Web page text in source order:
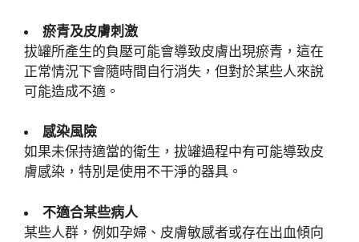
瘀青及皮膚刺激
拔罐所產生的負壓可能會導致皮膚出現瘀青，這在
正常情況下會隨時間自行消失，但對於某些人來說
可能造成不適。
感染風險
如果未保持適當的衛生，拔罐過程中有可能導致皮
膚感染，特別是使用不干淨的器具。
不適合某些病人
某些人群，例如孕婦、皮膚敏感者或存在出血傾向